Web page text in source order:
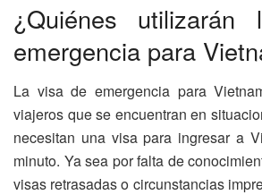
¿Quiénes
emergencia para
La visa de emergencia para
viajeros que se encuentran en
necesitan una visa para ingresar a
minuto. Ya sea por falta de
visas retrasadas o circunstancias